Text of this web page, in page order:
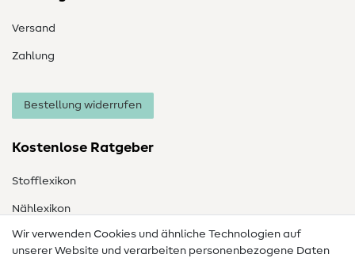
Versand
Zahlung
Bestellung widerrufen
Kostenlose Ratgeber
Stofflexikon
Nählexikon
Nähanleitungen
Wir verwenden Cookies und ähnliche Technologien auf
unserer Website und verarbeiten personenbezogene Daten